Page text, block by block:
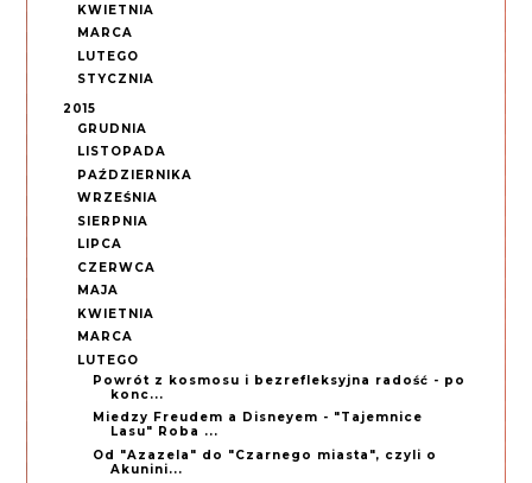
KWIETNIA
MARCA
LUTEGO
STYCZNIA
2015
GRUDNIA
LISTOPADA
PAŹDZIERNIKA
WRZEŚNIA
SIERPNIA
LIPCA
CZERWCA
MAJA
KWIETNIA
MARCA
LUTEGO
Powrót z kosmosu i bezrefleksyjna radość - po
konc...
Miedzy Freudem a Disneyem - "Tajemnice
Lasu" Roba ...
Od "Azazela" do "Czarnego miasta", czyli o
Akunini...